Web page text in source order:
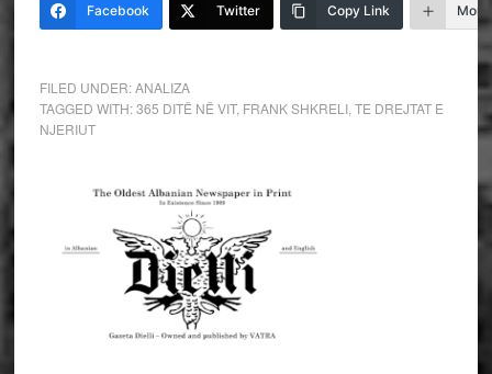
Facebook Twitter Copy Link More
FILED UNDER:ANALIZA
TAGGED WITH:365 DITË NË VIT, FRANK SHKRELI, TE DREJTAT E
NJERIUT